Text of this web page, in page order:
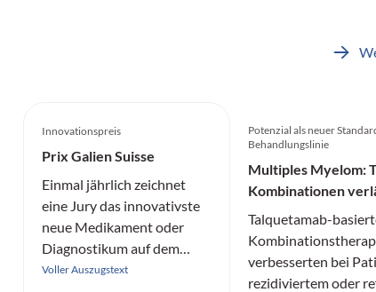
Innovationspreis
Prix Galien Suisse
Einmal jährlich zeichnet
eine Jury das innovativste
neue Medikament oder
Diagnostikum auf dem
Schweizer Markt aus.
Voller Auszugstext
Potenzial als neuer
Behandlungslinie
Multiples Myelom:
Kombinationen
Überleben
Talquetamab-
verbesserten bei
rezidiviertem oder